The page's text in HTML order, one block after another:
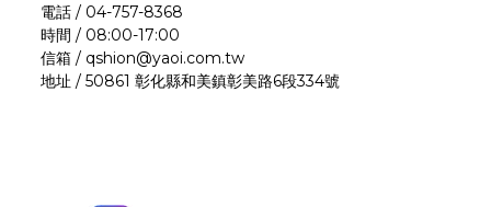
電話 / 04-757-8368
時間 / 08:00-17:00
信箱 / qshion@yaoi.com.tw
地址 / 50861 彰化縣和美鎮彰美路6段334號